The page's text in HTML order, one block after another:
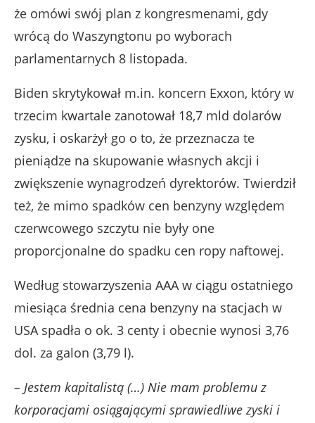
że omówi swój plan z kongresmenami, gdy
wrócą do Waszyngtonu po wyborach
parlamentarnych 8 listopada.
Biden skrytykował m.in. koncern Exxon, który w
trzecim kwartale zanotował 18,7 mld dolarów
zysku, i oskarżył go o to, że przeznacza te
pieniądze na skupowanie własnych akcji i
zwiększenie wynagrodzeń dyrektorów. Twierdził
też, że mimo spadków cen benzyny względem
czerwcowego szczytu nie były one
proporcjonalne do spadku cen ropy naftowej.
Według stowarzyszenia AAA w ciągu ostatniego
miesiąca średnia cena benzyny na stacjach w
USA spadła o ok. 3 centy i obecnie wynosi 3,76
dol. za galon (3,79 l).
– Jestem kapitalistą (…) Nie mam problemu z
korporacjami osiągającymi sprawiedliwe zyski i